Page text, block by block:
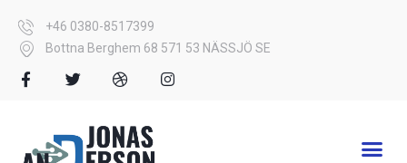
+46 0380-8517399
Bottna Berghem 68 571 53 NÄSSJÖ SE